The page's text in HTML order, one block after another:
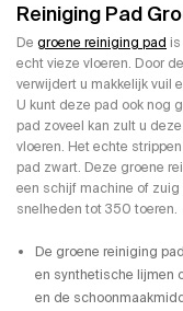
Reiniging Pad
De groene reiniging pad
echt vieze vloeren. Door
verwijdert u makkelijk vuil
U kunt deze pad ook nog
pad zoveel kan zult u
vloeren. Het echte
pad zwart. Deze groene
een schijf machine of
snelheden tot 350 toeren.
De groene reiniging
en synthetische lijmen
en de